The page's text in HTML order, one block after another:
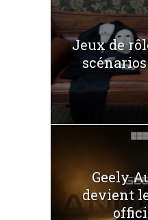
Jeux de
Geely
devient